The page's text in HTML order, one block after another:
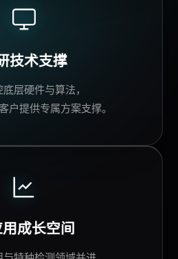
技术支撑
层硬件与算法，
户提供专属方案支撑。
成长空间